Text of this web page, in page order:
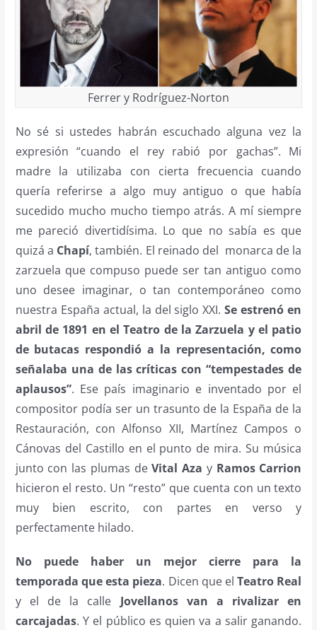
Ferrer y Rodríguez-Norton
No sé si ustedes habrán escuchado alguna vez la
expresión “cuando el rey rabió por gachas”. Mi
madre la utilizaba con cierta frecuencia cuando
quería referirse a algo muy antiguo o que había
sucedido mucho mucho tiempo atrás. A mí siempre
me pareció divertidísima. Lo que no sabía es que
quizá a Chapí, también. El reinado del monarca de la
zarzuela que compuso puede ser tan antiguo como
uno desee imaginar, o tan contemporáneo como
nuestra España actual, la del siglo XXI.Se estrenó en
abril de 1891 en el Teatro de la Zarzuela y el patio
de butacas respondió a la representación, como
señalaba una de las críticas con “tempestades de
aplausos”. Ese país imaginario e inventado por el
compositor podía ser un trasunto de la España de la
Restauración, con Alfonso XII, Martínez Campos o
Cánovas del Castillo en el punto de mira. Su música
junto con las plumas deVital Aza y Ramos Carrion
hicieron el resto. Un “resto” que cuenta con un texto
muy bien escrito, con partes en verso y
perfectamente hilado.
No puede haber un mejor cierre para la
temporada que esta pieza. Dicen que elTeatro Real
y el de la calle Jovellanos van a rivalizar en
carcajadas. Y el público es quien va a salir ganando.